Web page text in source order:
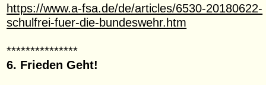
https://www.a-fsa.de/de/articles/6530-20180622-
schulfrei-fuer-die-bundeswehr.htm
***************
6. Frieden Geht!